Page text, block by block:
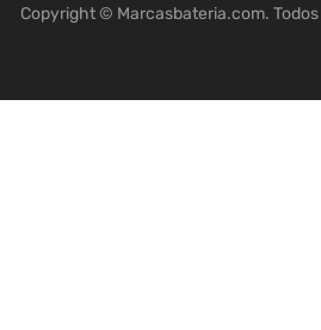
Copyright © Marcasbateria.com.